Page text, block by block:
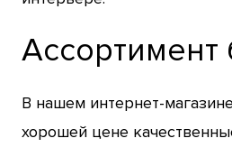
Ассортимент
В нашем интернет-
хорошей цене